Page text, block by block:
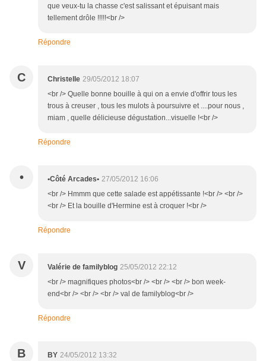
que veux-tu la chasse c'est salissant et épuisant mais
tellement drôle !!!!!<br />
Répondre
C Christelle 29/05/2012 18:07
<br /> Quelle bonne bouille à qui on a envie d'offrir tous les
trous à creuser , tous les mulots à poursuivre et ....pour nous ,
miam , quelle délicieuse dégustation...visuelle !<br />
Répondre
• •Côté Arcades• 27/05/2012 16:06
<br /> Hmmm que cette salade est appétissante !<br /> <br />
<br /> Et la bouille d'Hermine est à croquer !<br />
Répondre
V Valérie de familyblog 25/05/2012 22:12
<br /> magnifiques photos<br /> <br /> <br /> bon week-
end<br /> <br /> <br /> val de familyblog<br />
Répondre
B BY 24/05/2012 13:32